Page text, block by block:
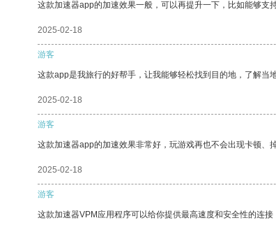
这款加速器app的加速效果一般，可以再提升一下，比如能够支
2025-02-18
游客
这款app是我旅行的好帮手，让我能够轻松找到目的地，了解当
2025-02-18
游客
这款加速器app的加速效果非常好，玩游戏再也不会出现卡顿、
2025-02-18
游客
这款加速器VPM应用程序可以给你提供最高速度和安全性的连接